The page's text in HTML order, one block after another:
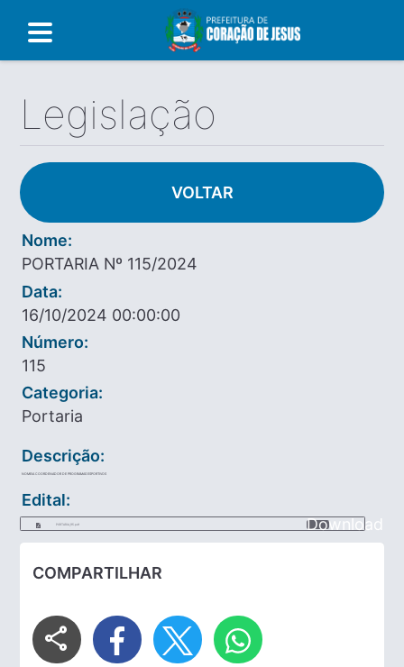
Legislação
VOLTAR
Nome:
PORTARIA Nº 115/2024
Data:
16/10/2024 00:00:00
Número:
115
Categoria:
Portaria
Descrição:
NOMEIA COORDENADOR DE PROGRAMAS ESPORTIVOS
Edital:
PORTARIA_115.pdf Download
COMPARTILHAR
share